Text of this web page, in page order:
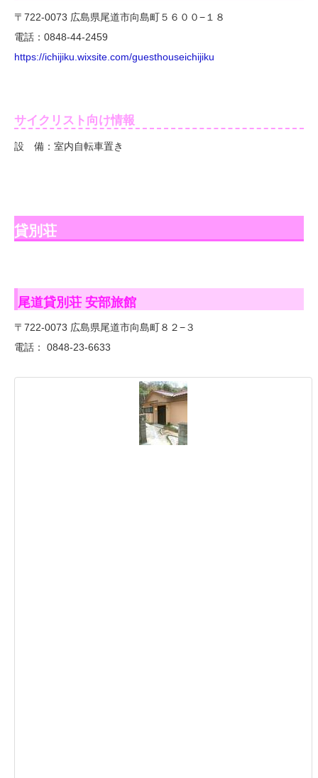
〒722-0073 広島県尾道市向島町５６００−１８
電話：0848-44-2459
https://ichijiku.wixsite.com/guesthouseichijiku
サイクリスト向け情報
設 備：室内自転車置き
貸別荘
尾道貸別荘 安部旅館
〒722-0073 広島県尾道市向島町８２−３
電話： 0848-23-6633